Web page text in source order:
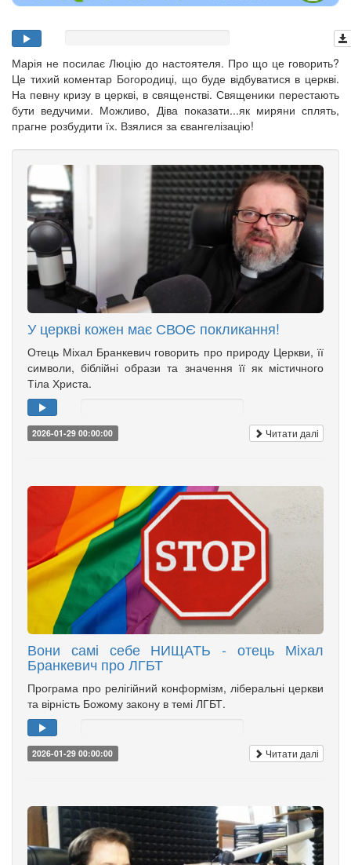
Марія не посилає Люцію до настоятеля. Про що це говорить?
Це тихий коментар Богородиці, що буде відбуватися в церкві.
На певну кризу в церкві, в священстві. Священики перестають
бути ведучими. Можливо, Діва показати...як миряни сплять,
прагне розбудити їх. Взялися за євангелізацію!
У церкві кожен має СВОЄ покликання!
Отець Міхал Бранкевич говорить про природу Церкви, її
символи, біблійні образи та значення її як містичного
Тіла Христа.
2026-01-29 00:00:00 Читати далі
Вони самі себе НИЩАТЬ - отець Міхал
Бранкевич про ЛГБТ
Програма про релігійний конформізм, ліберальні церкви
та вірність Божому закону в темі ЛГБТ.
2026-01-29 00:00:00 Читати далі